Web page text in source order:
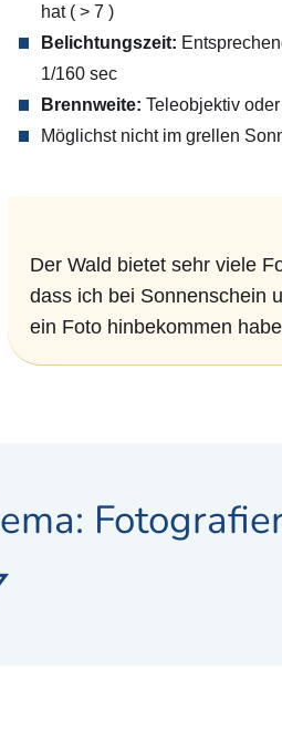
hat ( > 7 )
Belichtungszeit:
1/160 sec
Brennweite: Teleobjektiv
Möglichst nicht im grellen
Der Wald bietet sehr viele
dass ich bei Sonnenschein
ein Foto hinbekommen